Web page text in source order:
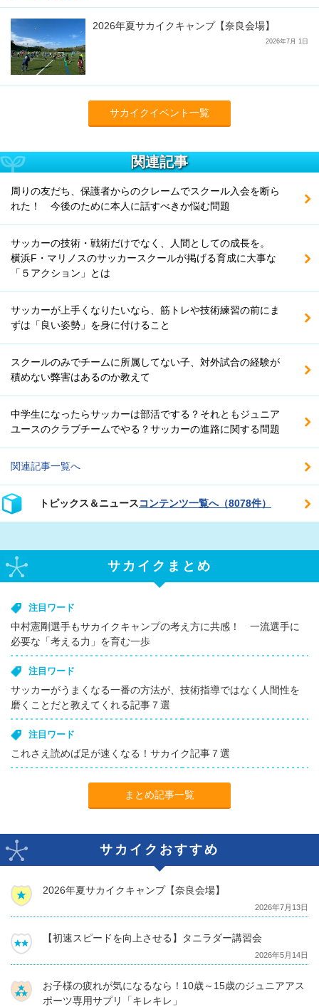
2026年夏サカイクキャンプ【奈良会場】
2026年7月 1日
サカイクイベント一覧
関連記事
周りの友だち、保護者からのクレームでスクール入会を断ら
れた！ 今後のために本人に話すべきか悩む問題
サッカーの技術・戦術だけでなく、人間としての成長を。
横浜F・マリノスのサッカースクールが掲げる育成に大事な
「５アクション」とは
サッカーが上手くなりたいなら、筋トレや技術練習の前にま
ずは「良い姿勢」を身に付けること
スクールのみでチームに所属してない子、対外試合の経験が
積めない弊害はあるのか教えて
中学生になったらサッカーは部活でする？それともジュニア
ユースのクラブチームでやる？サッカーの進路に関する問題
関連記事一覧へ
トピックス＆ニュースコンテンツ一覧へ（8078件）
サカイクまとめ
注目ワード
中村憲剛選手もサカイクキャンプの考え方に共感！ 一流選手に
必要な「考える力」を育む一歩
注目ワード
サッカーがうまくなる一番の方法が、技術指導ではなく人間性を
磨くことだと教えてくれる記事７選
注目ワード
これさえ読めば足が速くなる！サカイク記事７選
まとめ記事一覧
サカイクおすすめ
2026年夏サカイクキャンプ【奈良会場】
2026年7月13日
【初速スピードを向上させる】タニラダー講習会
2026年5月14日
お子様の疲れが気になるなら！10歳～15歳のジュニアアス
ポーツ専用サプリ「キレキレ」